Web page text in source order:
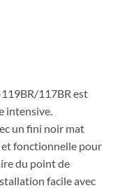
117BR est
intensive.
un fini noir mat
fonctionnelle pour
du point de
facile avec